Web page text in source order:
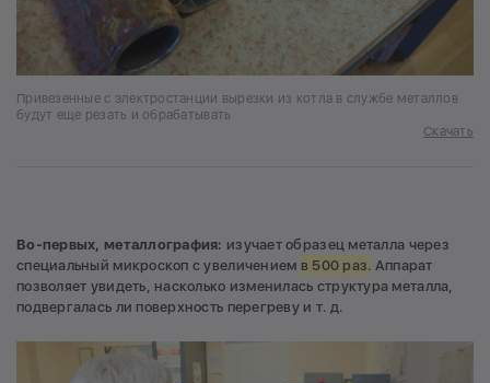
Привезенные с электростанции вырезки из котла в службе металлов
будут еще резать и обрабатывать
Скачать
Во-первых, металлография: изучает образец металла через
специальный микроскоп с увеличением в 500 раз. Аппарат
позволяет увидеть, насколько изменилась структура металла,
подвергалась ли поверхность перегреву и т. д.